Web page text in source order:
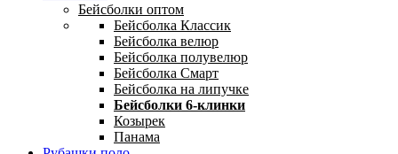
Бейсболки оптом
Бейсболка Классик
Бейсболка велюр
Бейсболка полувелюр
Бейсболка Смарт
Бейсболка на липучке
Бейсболки 6-клинки
Козырек
Панама